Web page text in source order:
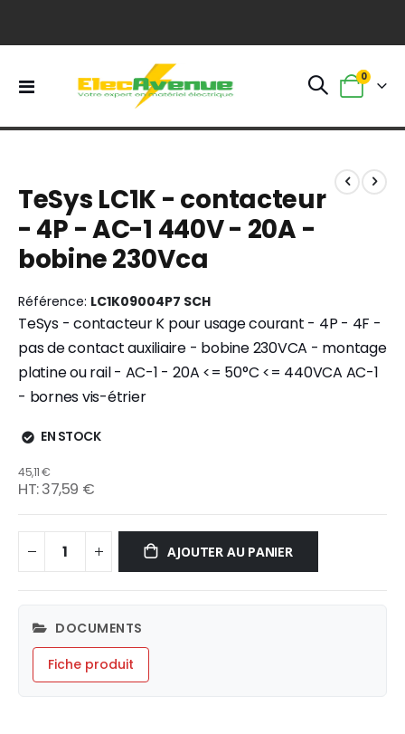
Basculer
Panier
0
the
end
of
the
images
the
beginning
of
the
images
TeSys LC1K - contacteur
- 4P - AC-1 440V - 20A -
bobine 230Vca
Référence LC1K09004P7 SCH
TeSys - contacteur K pour usage courant - 4P - 4F -
pas de contact auxiliaire - bobine 230VCA - montage
platine ou rail - AC-1 - 20A <= 50°C <= 440VCA AC-1
- bornes vis-étrier
EN STOCK
45,11 €
37,59 €
AJOUTER AU PANIER
DOCUMENTS
Fiche produit